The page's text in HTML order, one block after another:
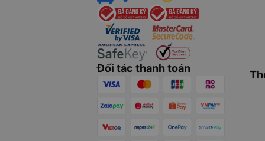
Đối tác thanh toán